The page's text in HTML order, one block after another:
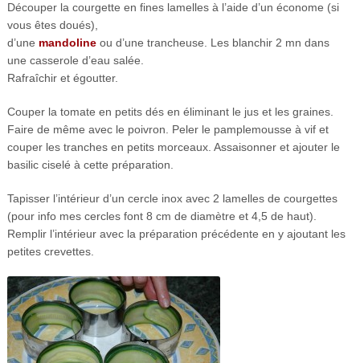
Découper la courgette en fines lamelles à l’aide d’un économe (si
vous êtes doués),
d’une mandolineou d’une trancheuse. Les blanchir 2 mn dans
une casserole d’eau salée.
Rafraîchir et égoutter.
Couper la tomate en petits dés en éliminant le jus et les graines.
Faire de même avec le poivron. Peler le pamplemousse à vif et
couper les tranches en petits morceaux. Assaisonner et ajouter le
basilic ciselé à cette préparation.
Tapisser l’intérieur d’un cercle inox avec 2 lamelles de courgettes
(pour info mes cercles font 8 cm de diamètre et 4,5 de haut).
Remplir l’intérieur avec la préparation précédente en y ajoutant les
petites crevettes.